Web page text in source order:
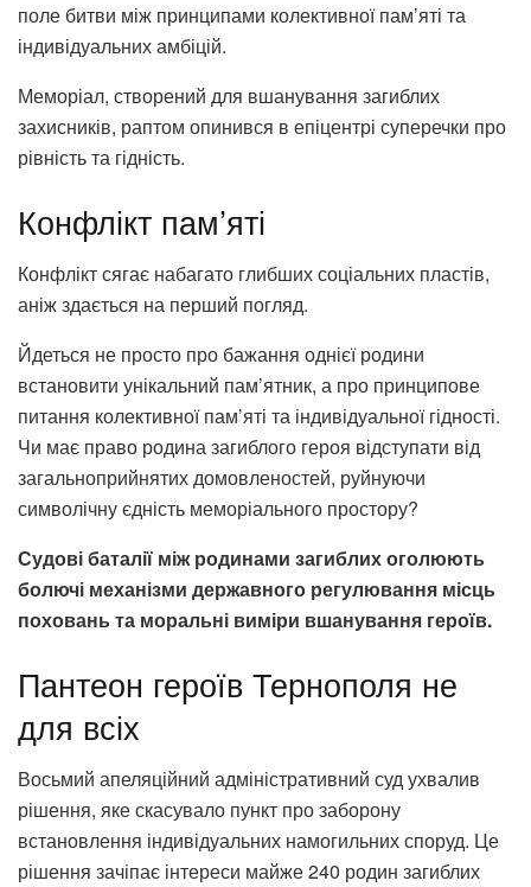
поле битви між принципами колективної пам’яті та
індивідуальних амбіцій.
Меморіал, створений для вшанування загиблих
захисників, раптом опинився в епіцентрі суперечки про
рівність та гідність.
Конфлікт пам’яті
Конфлікт сягає набагато глибших соціальних пластів,
аніж здається на перший погляд.
Йдеться не просто про бажання однієї родини
встановити унікальний пам’ятник, а про принципове
питання колективної пам’яті та індивідуальної гідності.
Чи має право родина загиблого героя відступати від
загальноприйнятих домовленостей, руйнуючи
символічну єдність меморіального простору?
Судові баталії між родинами загиблих оголюють
болючі механізми державного регулювання місць
поховань та моральні виміри вшанування героїв.
Пантеон героїв Тернополя не
для всіх
Восьмий апеляційний адміністративний суд ухвалив
рішення, яке скасувало пункт про заборону
встановлення індивідуальних намогильних споруд. Це
рішення зачіпає інтереси майже 240 родин загиблих